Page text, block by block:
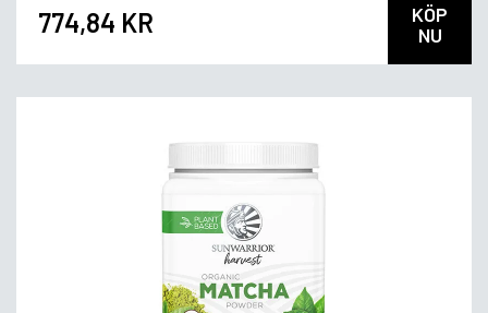
774,84 KR
KÖP
NU